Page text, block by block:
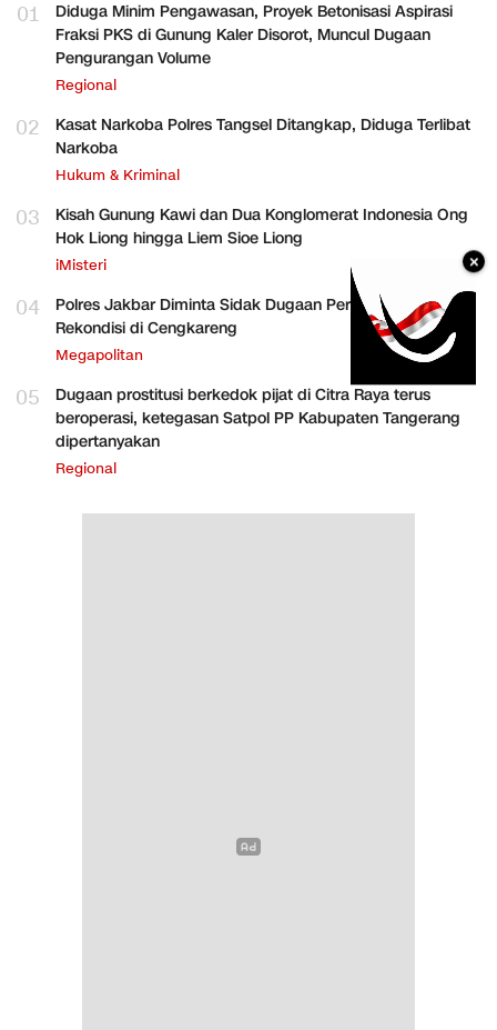
01
Diduga Minim Pengawasan, Proyek Betonisasi Aspirasi
Fraksi PKS di Gunung Kaler Disorot, Muncul Dugaan
Pengurangan Volume
Regional
02
Kasat Narkoba Polres Tangsel Ditangkap, Diduga Terlibat
Narkoba
Hukum & Kriminal
03
Kisah Gunung Kawi dan Dua Konglomerat Indonesia Ong
Hok Liong hingga Liem Sioe Liong
iMisteri
04
Polres Jakbar Diminta Sidak Dugaan Perakitan HP
Rekondisi di Cengkareng
Megapolitan
05
Dugaan prostitusi berkedok pijat di Citra Raya terus
beroperasi, ketegasan Satpol PP Kabupaten Tangerang
dipertanyakan
Regional
×